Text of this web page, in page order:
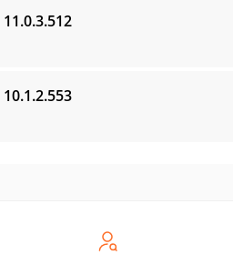
11.0.3.512
10.1.2.553